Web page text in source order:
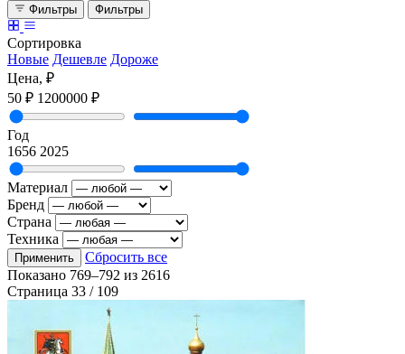
Фильтры Фильтры
Сортировка
Новые Дешевле Дороже
Цена, ₽
50 ₽ 1200000 ₽
Год
1656 2025
Материал
Бренд
Страна
Техника
Применить
Сбросить все
Показано 769–792 из 2616
Страница 33 / 109